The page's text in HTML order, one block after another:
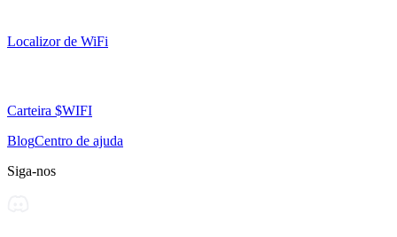
Localizor de WiFi
Carteira $WIFI
BlogCentro de ajuda
Siga-nos